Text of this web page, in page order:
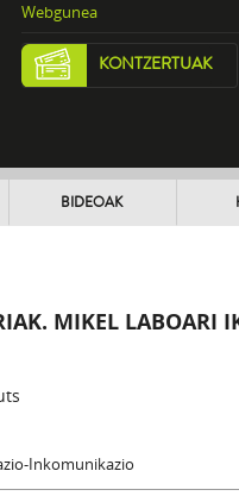
Webgunea
KONTZERTUAK
BIDEOAK
MIKEL LABOARI
Inkomunikazio